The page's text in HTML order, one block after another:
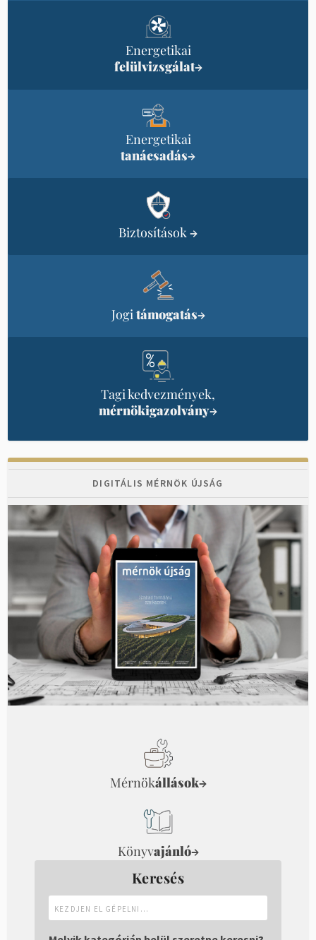
Energetikai
felülvizsgálat→
Energetikai
tanácsadás→
Biztosítások→
Jogi támogatás→
Tagi kedvezmények,
mérnökigazolvány→
DIGITÁLIS MÉRNÖK ÚJSÁG
Mérnökállások→
Könyvajánló→
Keresés
el
gépelni...